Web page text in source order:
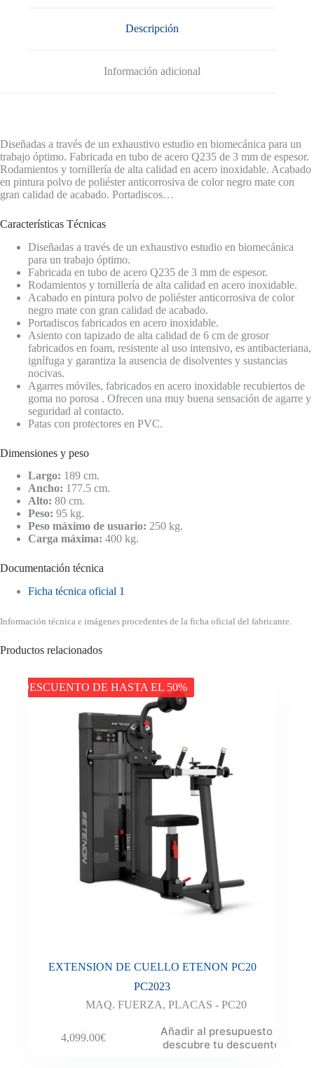
Descripción
Información adicional
Diseñadas a través de un exhaustivo estudio en biomecánica para un
trabajo óptimo. Fabricada en tubo de acero Q235 de 3 mm de espesor.
Rodamientos y tornillería de alta calidad en acero inoxidable. Acabado
en pintura polvo de poliéster anticorrosiva de color negro mate con
gran calidad de acabado. Portadiscos…
Características Técnicas
Diseñadas a través de un exhaustivo estudio en biomecánica
para un trabajo óptimo.
Fabricada en tubo de acero Q235 de 3 mm de espesor.
Rodamientos y tornillería de alta calidad en acero inoxidable.
Acabado en pintura polvo de poliéster anticorrosiva de color
negro mate con gran calidad de acabado.
Portadiscos fabricados en acero inoxidable.
Asiento con tapizado de alta calidad de 6 cm de grosor
fabricados en foam, resistente al uso intensivo, es antibacteriana,
ignífuga y garantiza la ausencia de disolventes y sustancias
nocivas.
Agarres móviles, fabricados en acero inoxidable recubiertos de
goma no porosa . Ofrecen una muy buena sensación de agarre y
seguridad al contacto.
Patas con protectores en PVC.
Dimensiones y peso
Largo: 189 cm.
Ancho: 177.5 cm.
Alto: 80 cm.
Peso: 95 kg.
Peso máximo de usuario: 250 kg.
Carga máxima: 400 kg.
Documentación técnica
Ficha técnica oficial 1
Información técnica e imágenes procedentes de la ficha oficial del fabricante.
Productos relacionados
DESCUENTO DE HASTA EL 50%
EXTENSION DE CUELLO ETENON PC20
PC2023
MAQ. FUERZA,PLACAS - PC20
4,099.00€
Añadir al presupuesto y
descubre tu descuento